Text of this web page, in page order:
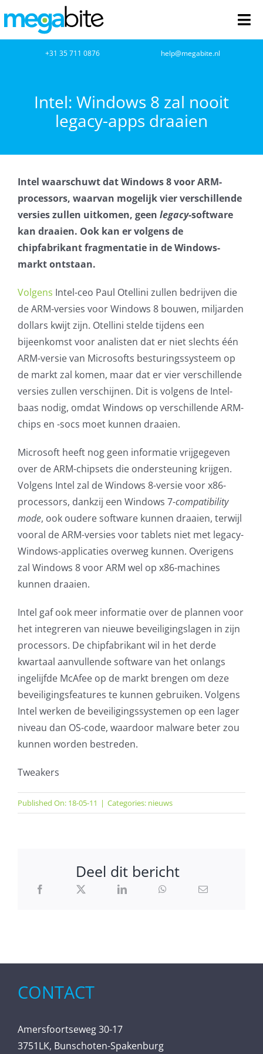
naar
inhoud
Netwerkbeheer
Cloud Computing
VOIP
Microsoft NCE
Office365
Glasvezelverbindingen
Microsoft software licenties
SLA overeenkomsten
Remote Help
WordPress SLA Contract
Contact
+31 35 711 0876 help@megabite.nl
Intel: Windows 8 zal nooit
legacy-apps draaien
Intel waarschuwt dat Windows 8 voor ARM-
processors, waarvan mogelijk vier verschillende
versies zullen uitkomen, geen legacy-software
kan draaien. Ook kan er volgens de
chipfabrikant fragmentatie in de Windows-
markt ontstaan.
Volgens Intel-ceo Paul Otellini zullen bedrijven die
de ARM-versies voor Windows 8 bouwen, miljarden
dollars kwijt zijn. Otellini stelde tijdens een
bijeenkomst voor analisten dat er niet slechts één
ARM-versie van Microsofts besturingssysteem op
de markt zal komen, maar dat er vier verschillende
versies zullen verschijnen. Dit is volgens de Intel-
baas nodig, omdat Windows op verschillende ARM-
chips en -socs moet kunnen draaien.
Microsoft heeft nog geen informatie vrijgegeven
over de ARM-chipsets die ondersteuning krijgen.
Volgens Intel zal de Windows 8-versie voor x86-
processors, dankzij een Windows 7-compatibility
mode, ook oudere software kunnen draaien, terwijl
vooral de ARM-versies voor tablets niet met legacy-
Windows-applicaties overweg kunnen. Overigens
zal Windows 8 voor ARM wel op x86-machines
kunnen draaien.
Intel gaf ook meer informatie over de plannen voor
het integreren van nieuwe beveiligingslagen in zijn
processors. De chipfabrikant wil in het derde
kwartaal aanvullende software van het onlangs
ingelijfde McAfee op de markt brengen om deze
beveiligingsfeatures te kunnen gebruiken. Volgens
Intel werken de beveiligingssystemen op een lager
niveau dan OS-code, waardoor malware beter zou
kunnen worden bestreden.
Tweakers
Published On: 18-05-11 | Categories: nieuws
Deel dit bericht
CONTACT
Amersfoortseweg 30-17
3751LK, Bunschoten-Spakenburg